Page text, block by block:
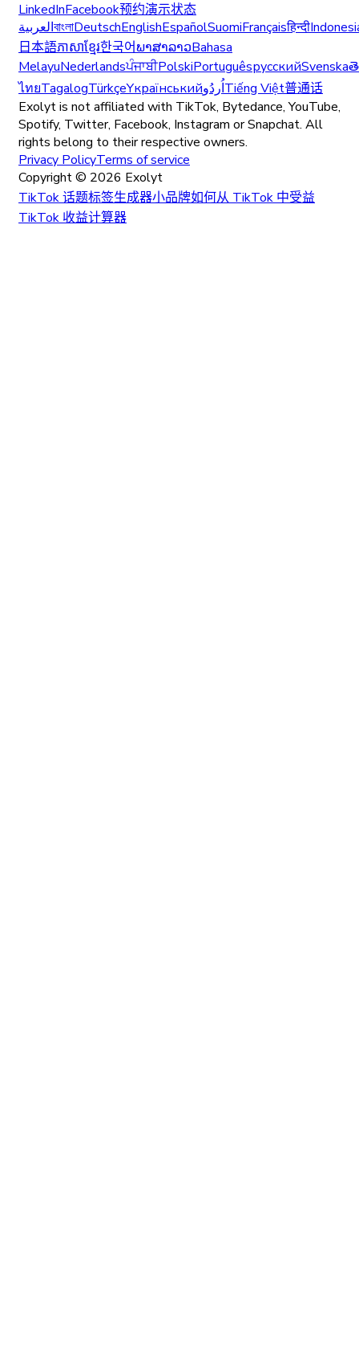
LinkedInFacebook预约演示状态
العربيةবাংলাDeutschEnglishEspañolSuomiFrançaisहिन्दी
日本語ភាសាខ្មែរ한국어ພາສາລາວBahasa
MelayuNederlandsਪੰਜਾਬੀPolskiPortuguêsрусскийSvenska
ไทยTagalogTürkçeYкраїнськийاُردُوTiếng Việt普通话
Exolyt is not affiliated with TikTok, Bytedance, YouTube,
Spotify, Twitter, Facebook, Instagram or Snapchat. All
rights belong to their respective owners.
Privacy PolicyTerms of service
Copyright © 2026 Exolyt
TikTok 话题标签生成器小品牌如何从 TikTok 中受益
TikTok 收益计算器